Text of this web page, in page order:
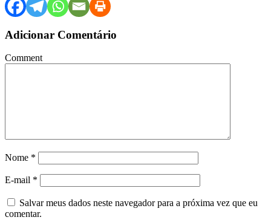
Adicionar Comentário
Comment
Nome *
E-mail *
Salvar meus dados neste navegador para a próxima vez que eu
comentar.